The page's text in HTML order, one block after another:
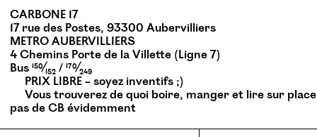
CARBONE 17
17 rue des Postes, 93300 Aubervilliers
METROAUBERVILLIERS
4 Chemins Porte de la Villette (Ligne 7)
Bus150⁄152/170⁄249
PRIX LIBRE– soyez inventifs ;)
Vous trouverez de quoi boire, manger et lire sur place
pas deCBévidemment